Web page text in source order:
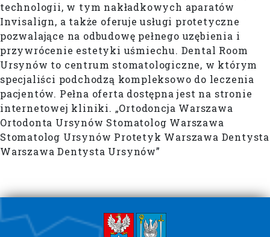
technologii, w tym nakładkowych aparatów
Invisalign, a także oferuje usługi protetyczne
pozwalające na odbudowę pełnego uzębienia i
przywrócenie estetyki uśmiechu. Dental Room
Ursynów to centrum stomatologiczne, w którym
specjaliści podchodzą kompleksowo do leczenia
pacjentów. Pełna oferta dostępna jest na stronie
internetowej kliniki. „Ortodoncja Warszawa
Ortodonta Ursynów Stomatolog Warszawa
Stomatolog Ursynów Protetyk Warszawa Dentysta
Warszawa Dentysta Ursynów”